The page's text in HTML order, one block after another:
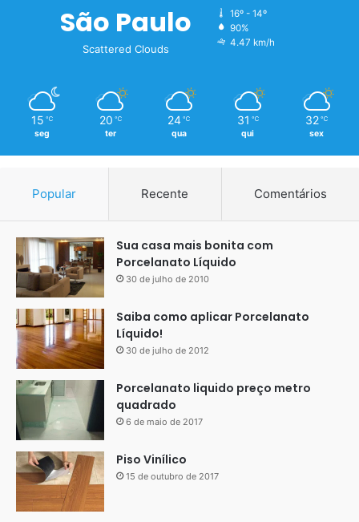
Efeito Mármore
São Paulo
Scattered Clouds
16º - 14º
90%
4.47 km/h
15 ℃
seg
20 ℃
ter
24 ℃
qua
31 ℃
qui
32 ℃
sex
Popular Recente Comentários
Sua casa mais bonita com
Porcelanato Líquido
30 de julho de 2010
Saiba como aplicar Porcelanato
Líquido!
30 de julho de 2012
Porcelanato liquido preço metro
quadrado
6 de maio de 2017
Piso Vinílico
15 de outubro de 2017